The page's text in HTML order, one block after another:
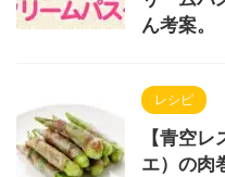
ん考案。
レシピ
【青空
エ）の肉